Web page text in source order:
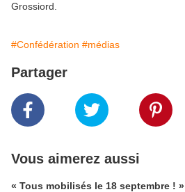
Grossiord.
#Confédération #médias
Partager
Vous aimerez aussi
« Tous mobilisés le 18 septembre ! »